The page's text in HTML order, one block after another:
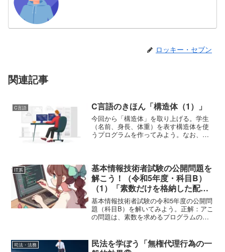
ロッキー・セブン
関連記事
C言語 C言語のきほん「構造体（1）」
今回から「構造体」を取り上げる。学生
（名前、身長、体重）を表す構造体を使
うプログラムを作ってみよう。なお、本
し...
IT系
基本情報技術者試験の公開問題を
解こう！（令和5年度・科目B）
（1）「素数だけを格納した配列
を返す関数」
基本情報技術者試験の令和5年度の公開問
題（科目B）を解いてみよう。正解：アこ
の問題は、素数を求めるプログラムの空
は，引数で与えられた整数以下の，...
司法・法務
民法を学ぼう「無権代理行為の一